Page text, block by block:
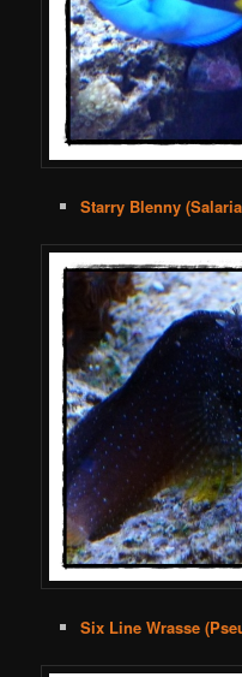
Starry Blenny
Six Line Wrasse